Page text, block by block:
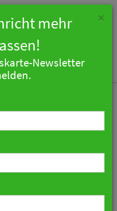
Vertretung
ihre
×
mehr
Newsletter